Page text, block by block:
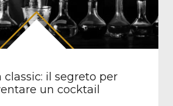
classic: il segreto per
un cocktail